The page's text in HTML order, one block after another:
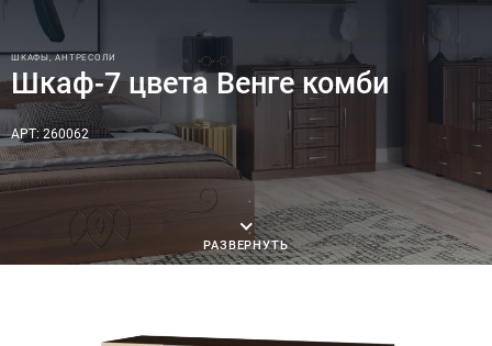
ШКАФЫ, АНТРЕСОЛИ
Шкаф-7 цвета Венге комби
АРТ: 260062
РАЗВЕРНУТЬ